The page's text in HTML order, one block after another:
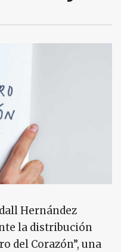
Hernández
la distribución
del Corazón”, una